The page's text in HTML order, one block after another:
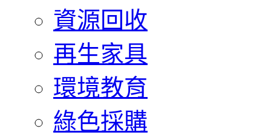
資源回收
再生家具
環境教育
綠色採購